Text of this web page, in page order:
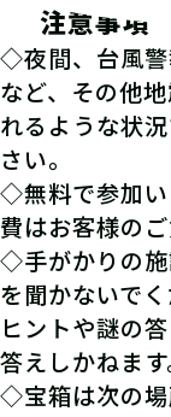
注意事項
◇夜間、台風警
など、その他
れるような状
さい。
◇無料で参加い
費はお客様のご
◇手がかりの施
を聞かないで
ヒントや謎の
答えしかねます
◇宝箱は次の場